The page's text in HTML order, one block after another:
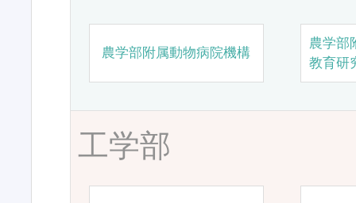
農学部附属動物病院機構
農学部
教育研
工学部